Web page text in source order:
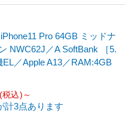
iPhone11 Pro 64GB ミッドナ
NWC62J／A SoftBank ［5.
EL／Apple A13／RAM:4GB
(税込)～
計3点あります